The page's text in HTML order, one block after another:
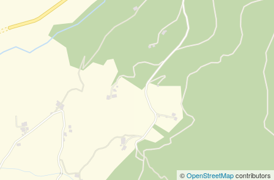
©OpenStreetMapcontributors